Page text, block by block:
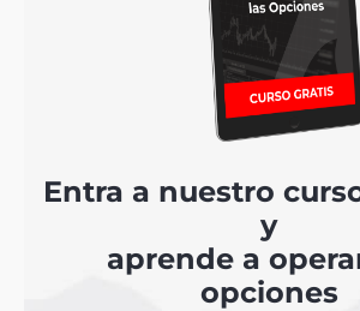
Entra a nuestro
y
aprende a
opciones